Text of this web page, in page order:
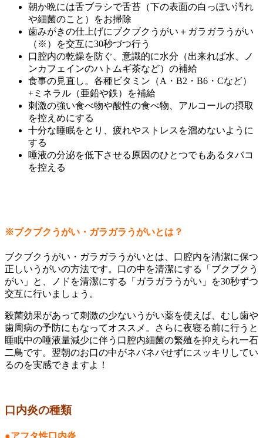
朝か晩には舌ブラシで舌苔（下の表面の白っぽい汚れ
や細菌のこと）をお掃除
歯みがきの仕上げにブクブクうがい＋ガラガラうがい
（※）を交互に30秒づつ行う
口腔内の乾燥を防ぐ、意識的に水分（出来れば水、ノ
ンカフェインのハトムギ茶など）の補給
食事の見直し。各種ビタミン（A・B2・B6・Cなど）
+ミネラル（亜鉛や鉄）を補給
刺激の強い食べ物や酸性の食べ物、アルコールの摂取
を控えめにする
十分な睡眠をとり、疲れやストレスを溜めないように
する
唾液の分泌を低下させる原因のひとつでもあるタバコ
を控える
※ブクブクうがい ・ ガラガラうがいとは？
ブクブクうがい・ガラガラうがいとは、口腔内を清潔に保つ
正しいうがいの方法です。口の中を清潔にする「ブクブクう
がい」と、ノドを清潔にする「ガラガラうがい」を30秒ずつ
交互に行いましょう。
殺菌効果があって刺激の少ないうがい薬を使えば、むし歯や
歯周病の予防にもなってオススメ。さらに夜寝る前に行うと
睡眠中の唾液量減少に伴う口腔内細菌の繁殖を抑えられ一石
二鳥です。翌朝のお口の中がネバネバせずにスッキリしてい
るのを実感できますよ！
口内炎の種類
●アフタ性口内炎